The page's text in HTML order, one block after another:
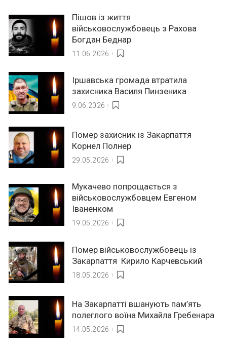
Пішов із життя
військовослужбовець з Рахова
Богдан Беднар
11.06.2026
Іршавська громада втратила
захисника Василя Пинзеника
9.06.2026
Помер захисник із Закарпаття
Корнел Полнер
29.05.2026
Мукачево попрощається з
військовослужбовцем Евгеном
Іваненком
19.05.2026
Помер військовослужбовець із
Закарпаття Кирило Карчевський
18.05.2026
На Закарпатті вшанують пам’ять
полеглого воїна Михайла Гребенара
14.05.2026